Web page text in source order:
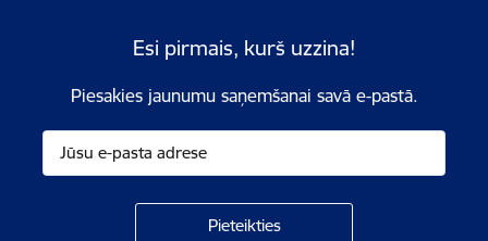
Esi pirmais, kurš uzzina!
Piesakies jaunumu saņemšanai savā e-pastā.